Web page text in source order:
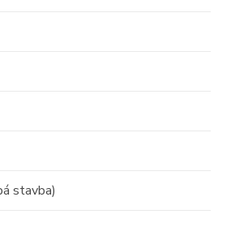
stavba)